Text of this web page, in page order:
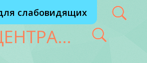
слабовидящих
ЦЕНТРАЛИЗОВАННАЯ БИБЛИОТЕЧНАЯ СИСТЕМА Г. РЕУТОВ